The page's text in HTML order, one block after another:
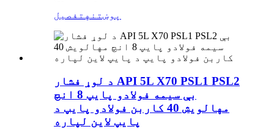
پوښتنه تفصیل
د لوړ فشار API 5L X70 PSL1 PSL2
بې سیمه فولادو پایپ 8 انچ
مهالویش 40 کاربن فولادو پایپ د
پایپ لاین لپاره